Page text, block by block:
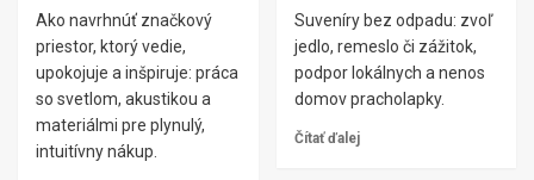
Ako navrhnúť značkový
priestor, ktorý vedie,
upokojuje a inšpiruje: práca
so svetlom, akustikou a
materiálmi pre plynulý,
intuitívny nákup.
Suveníry bez odpadu: zvoľ
jedlo, remeslo či zážitok,
podpor lokálnych a nenos
domov pracholapky.
Čítať ďalej